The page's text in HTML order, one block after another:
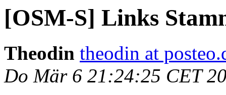
[OSM-S] Links
Theodin theodin at
Do Mär 6 21:24:25 CET